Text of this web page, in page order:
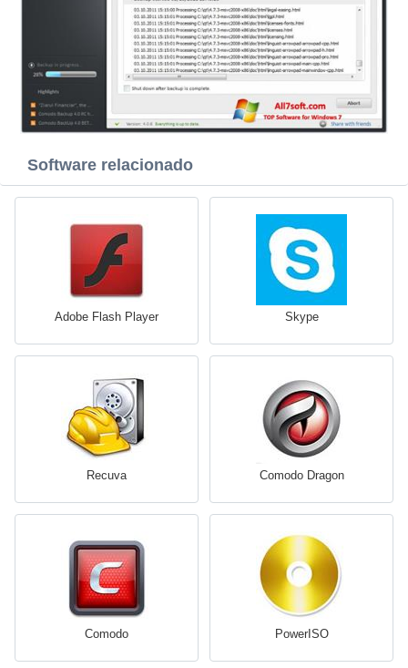
Software relacionado
Adobe Flash Player Skype
Recuva Comodo Dragon
Comodo PowerISO